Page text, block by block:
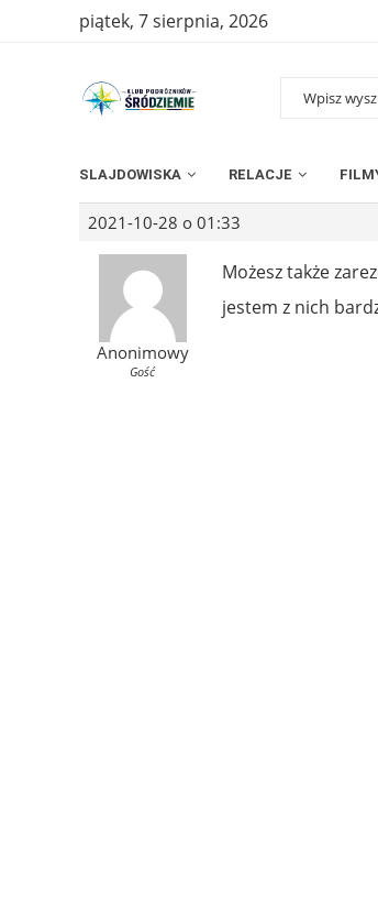
piątek, 7 sierpnia, 2026
SLAJDOWISKA RELACJE
2021-10-28 o 01:33
Anonimowy
Gość
Możesz także
jestem z nich